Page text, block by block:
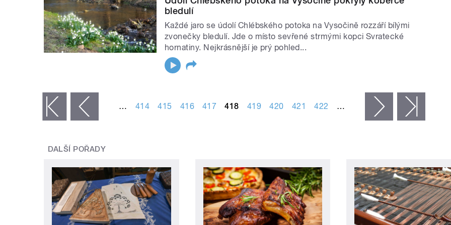
bledulí
Každé jaro se údolí Chlébského potoka na Vysočině rozzáří bílými
zvonečky bledulí. Jde o místo sevřené strmými kopci Svratecké
hornatiny. Nejkrásnější je prý pohled...
‹ předchozí … 414 415 416 417 418 419 420 421 422 … následující ›
DALŠÍ POŘADY